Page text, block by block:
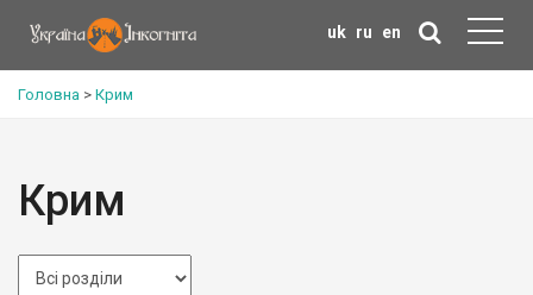
uk ru en
Головна > Крим
Крим